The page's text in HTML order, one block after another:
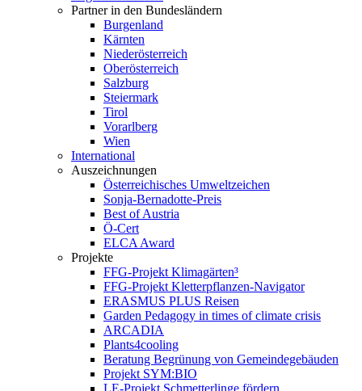
Partner in den Bundesländern
Burgenland
Kärnten
Niederösterreich
Oberösterreich
Salzburg
Steiermark
Tirol
Vorarlberg
Wien
International
Auszeichnungen
Österreichisches Umweltzeichen
Sonja-Bernadotte-Preis
Best of Austria
Ö-Cert
ELCA Award
Projekte
FFG-Projekt Klimagärten³
FFG-Projekt Kletterpflanzen-Navigator
ERASMUS PLUS Reisen
Garden Pedagogy in times of climate crisis
ARCADIA
Plants4cooling
Beratung Begrünung von Gemeindegebäuden
Projekt SYM:BIO
LE-Projekt Schmetterlinge fördern